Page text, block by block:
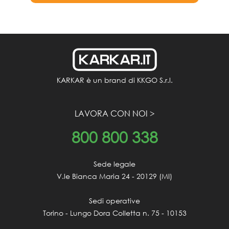
KARKAR è un brand di KKGO S.r.l.
LAVORA CON NOI >
800800 338
Sede legale
V.le Bianca Maria 24 - 20129 (MI)
Sedi operative
Torino - Lungo Dora Colletta n. 75 - 10153